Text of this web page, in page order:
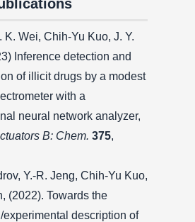
K. Wei, Chih-Yu Kuo, J. Y.
Inference detection and
of illicit drugs by a modest
with a
neural network analyzer,
B: Chem. 375,
Y.-R. Jeng, Chih-Yu Kuo,
(2022). Towards the
experimental description of